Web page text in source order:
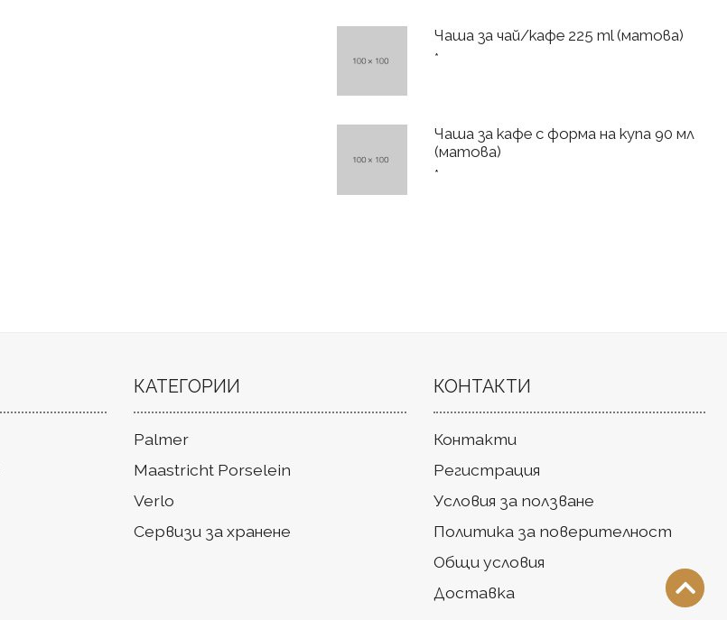
Чаша за чай/кафе 225 ml (матова)
*
Чаша за кафе с форма на купа 90 мл
(матова)
*
КАТЕГОРИИ
Palmer
Maastricht Porselein
Verlo
Сервизи за хранене
КОНТАКТИ
Контакти
Регистрация
Условия за ползване
Политика за поверителност
Общи условия
Доставка